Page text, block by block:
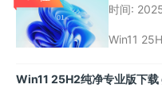
时间:
Win11
的操作系
Win11 25H2纯净专业版下